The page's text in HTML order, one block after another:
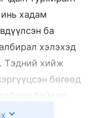
хадам
ба
хэлэхэд
Тэдний хийж
бөгөөд
байхад